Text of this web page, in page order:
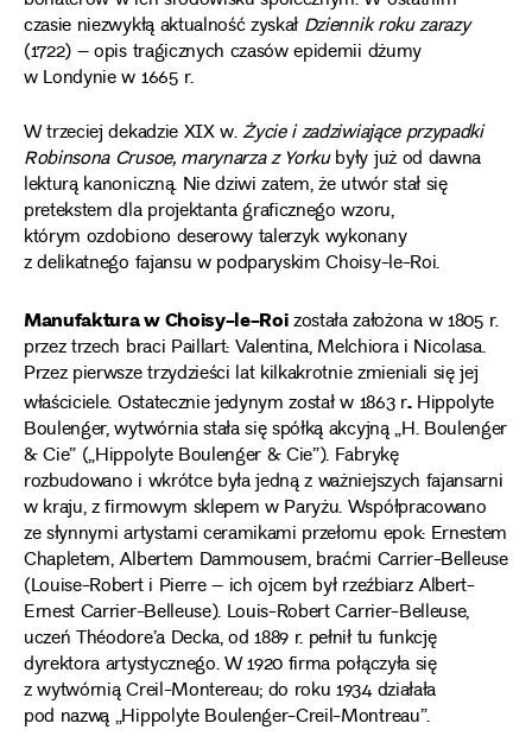
czasie niezwykłą aktualność zyskałDziennik roku zarazy
(1722) – opis tragicznych czasów epidemii dżumy
w Londynie w 1665 r.
W trzeciej dekadzie XIX w.Życie i zadziwiające przypadki
Robinsona Crusoe, marynarza z Yorkubyły już od dawna
lekturą kanoniczną. Nie dziwi zatem, że utwór stał się
pretekstem dla projektanta graficznego wzoru,
którym ozdobiono deserowy talerzyk wykonany
z delikatnego fajansu w podparyskim Choisy-le-Roi.
Manufaktura w Choisy-le-Roizostała założona w 1805 r.
przez trzech braci Paillart: Valentina, Melchiora i Nicolasa.
Przez pierwsze trzydzieści lat kilkakrotnie zmieniali się jej
właściciele. Ostatecznie jedynym został w 1863 r.Hippolyte
Boulenger, wytwórnia stała się spółką akcyjną „H. Boulenger
& Cie” („Hippolyte Boulenger & Cie”). Fabrykę
rozbudowano i wkrótce była jedną z ważniejszych fajansarni
w kraju, z firmowym sklepem w Paryżu. Współpracowano
ze słynnymi artystami ceramikami przełomu epok: Ernestem
Chapletem, Albertem Dammousem, braćmi Carrier-Belleuse
(Louise-Robert i Pierre – ich ojcem był rzeźbiarz Albert-
Ernest Carrier-Belleuse). Louis-Robert Carrier-Belleuse,
uczeń Théodore’a Decka, od 1889 r. pełnił tu funkcję
dyrektora artystycznego. W 1920 firma połączyła się
z wytwórnią Creil-Montereau; do roku 1934 działała
pod nazwą „Hippolyte Boulenger-Creil-Montreau”.